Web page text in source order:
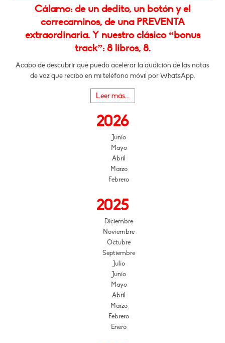
Cálamo: de un dedito, un botón y el
correcaminos, de una PREVENTA
extraordinaria. Y nuestro clásico “bonus
track”: 8 libros, 8.
Acabo de descubrir que puedo acelerar la audición de las notas
de voz que recibo en mi teléfono móvil por WhatsApp.
Leer más...
2026
Junio
Mayo
Abril
Marzo
Febrero
2025
Diciembre
Noviembre
Octubre
Septiembre
Julio
Junio
Mayo
Abril
Marzo
Febrero
Enero